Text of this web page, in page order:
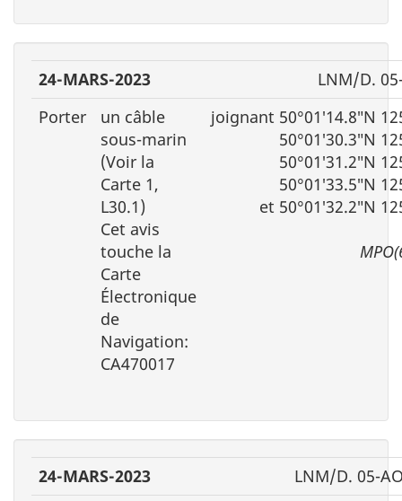
24-MARS-2023
LNM/D.
Porter
un câble
sous-marin
(Voir la
Carte 1,
L30.1)
Cet avis
touche la
Carte
Électronique
de
Navigation:
CA470017
joignant 50°01′14.8″N
50°01′30.3″N
50°01′31.2″N
50°01′33.5″N
et 50°01′32.2″N
24-MARS-2023
LNM/D. 05-